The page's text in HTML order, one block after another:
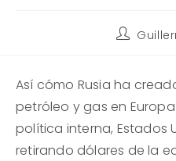
Autor
entrada:
Así cómo Rusia ha
petróleo y gas en
política interna, Estados
retirando dólares de la